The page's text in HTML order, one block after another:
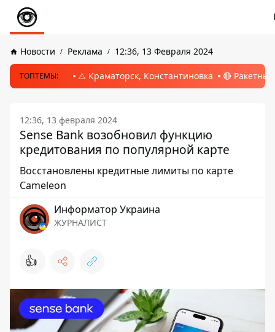
Новости Реклама 12:36, 13 Февраля 2024
ТОПТЕМЫ: ⚠️ Краматорск, Константиновка 🔴
12:36, 13 февраля 2024
Sense Bank возобновил функцию
кредитования по популярной карте
Восстановлены кредитные лимиты по карте
Сameleon
Информатор Украина
ЖУРНАЛИСТ
👍